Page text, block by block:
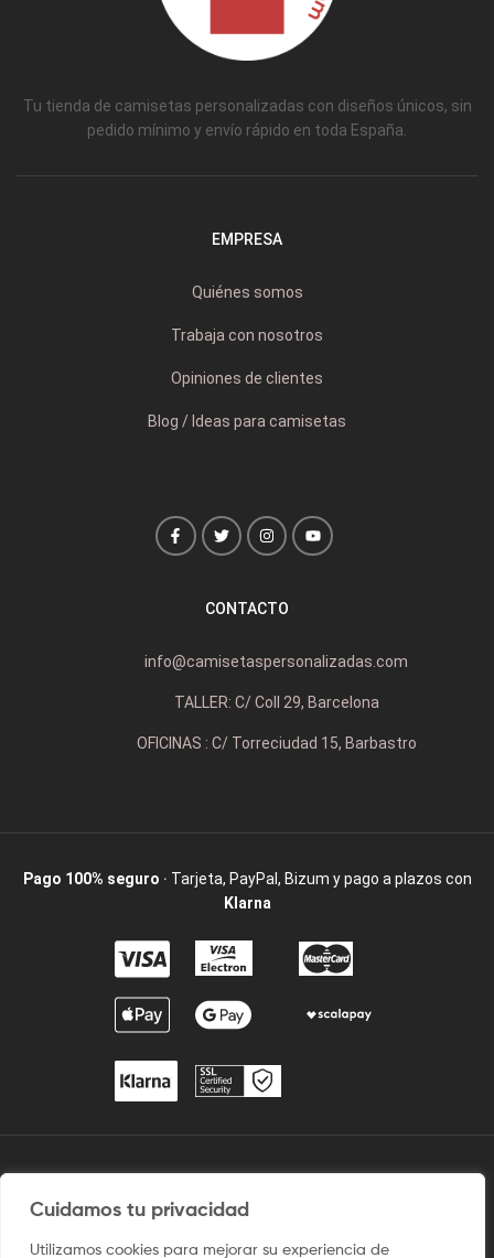
Cuidamos tu privacidad
Utilizamos cookies para mejorar su experiencia de
Tu tienda de camisetas personalizadas con diseños únicos, sin
pedido mínimo y envío rápido en toda España.
EMPRESA
Quiénes somos
Trabaja con nosotros
Opiniones de clientes
Blog / Ideas para camisetas
CONTACTO
info@camisetaspersonalizadas.com
TALLER: C/ Coll 29, Barcelona
OFICINAS : C/ Torreciudad 15, Barbastro
Pago 100% seguro · Tarjeta, PayPal, Bizum y pago a plazos con
Klarna
2009 / ©2025 Camisetaspersonalizadas.com. Todos los derechos
reservados.
de privacidad y Protección de Dato –Politica de Cookies